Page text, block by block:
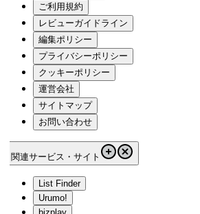
ご利用規約
レビューガイドライン
編集ポリシー
プライバシーポリシー
クッキーポリシー
運営会社
サイトマップ
お問い合わせ
関連サービス・サイト
List Finder
Urumo!